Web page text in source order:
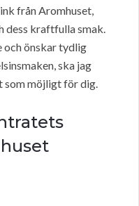
från Aromhuset,
dess kraftfulla smak.
och önskar tydlig
ska jag
som möjligt för dig.